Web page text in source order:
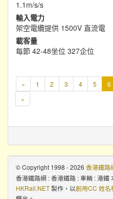
1.1m/s/s
輸入電力
架空電纜提供 1500V 直流電
載客量
每節 42-48坐位 327企位
« 1 2 3 4 5 6
»
© Copyright 1998 - 2026 香港鐵路
香港鐵路網 : 香港鐵路 : 車輛 : 港鐵
HKRail.NET製作，以創用CC 姓名